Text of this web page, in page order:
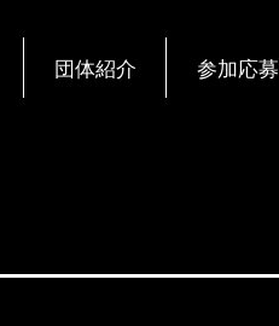
団体紹介 参加応募